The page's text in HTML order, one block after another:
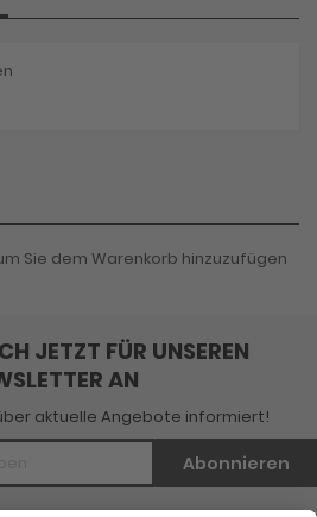
Sie dem Warenkorb hinzuzufügen
JETZT FÜR UNSEREN
AN
aktuelle Angebote informiert!
Abonnieren